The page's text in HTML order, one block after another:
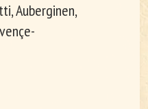
Auberginen,